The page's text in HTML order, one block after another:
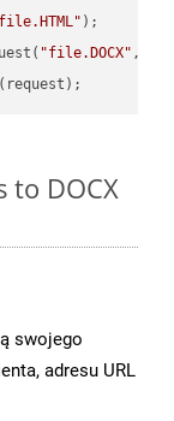
);
"file.DOCX"
to DOCX
swojego
adresu URL